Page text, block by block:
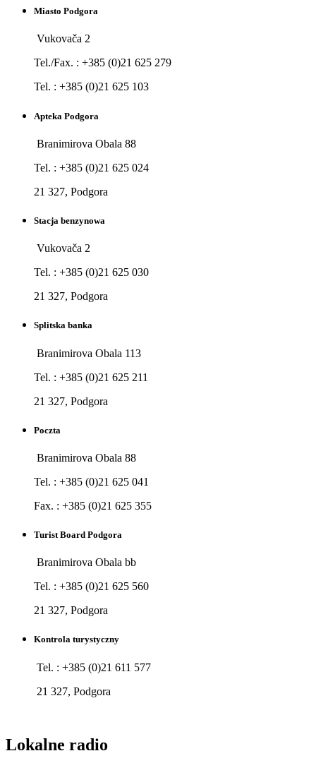
Miasto Podgora
Vukovača 2
Tel./Fax. : +385 (0)21 625 279
Tel. : +385 (0)21 625 103
Apteka Podgora
Branimirova Obala 88
Tel. : +385 (0)21 625 024
21 327, Podgora
Stacja benzynowa
Vukovača 2
Tel. : +385 (0)21 625 030
21 327, Podgora
Splitska banka
Branimirova Obala 113
Tel. : +385 (0)21 625 211
21 327, Podgora
Poczta
Branimirova Obala 88
Tel. : +385 (0)21 625 041
Fax. : +385 (0)21 625 355
Turist Board Podgora
Branimirova Obala bb
Tel. : +385 (0)21 625 560
21 327, Podgora
Kontrola turystyczny
Tel. : +385 (0)21 611 577
21 327, Podgora
Lokalne radio